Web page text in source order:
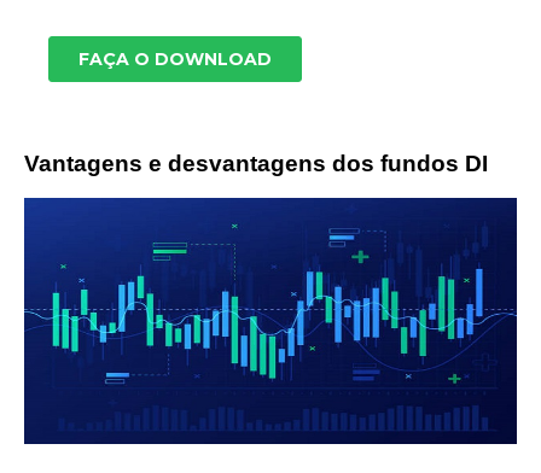
Vantagens e desvantagens dos fundos DI